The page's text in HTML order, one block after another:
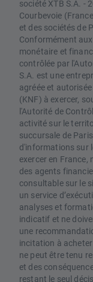
société XTB S.A. -
Courbevoie
et des sociétés de
Conformément
monétaire et
contrôlée par
S.A. est une
agréée et
(KNF) à exercer,
l'Autorité de
activité sur le
succursale de
d'informations sur
exercer en
des agents
consultable sur le
un service
analyses et
indicatif et ne
une
incitation à
ne peut être tenu
et des
restant le seul